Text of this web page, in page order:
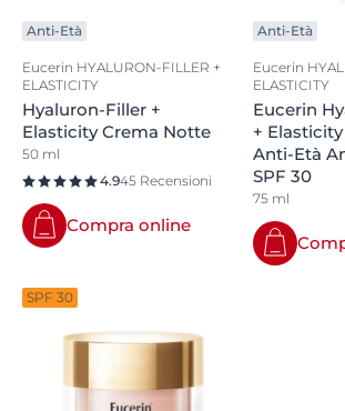
Anti-Età
Eucerin HYALURON-FILLER +
ELASTICITY
Hyaluron-Filler +
Elasticity Crema Notte
50 ml
4.945 Recensioni
Compra online
Anti-Età
Eucerin
ELASTICITY
Eucerin
+
Anti-Età
SPF 30
75 ml
SPF 30